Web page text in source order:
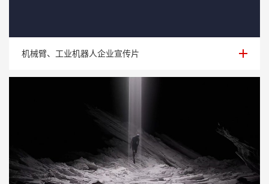
机械臂、工业机器人企业宣传片
机械臂、工业机器人企业宣传片